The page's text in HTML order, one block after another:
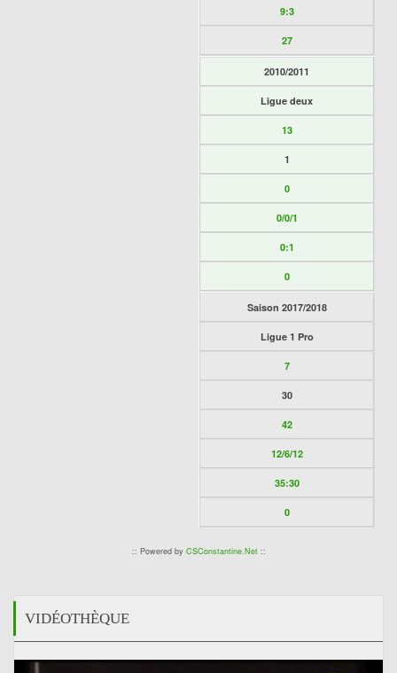
9:3
27
2010/2011
Ligue deux
13
1
0
0/0/1
0:1
0
Saison 2017/2018
Ligue 1 Pro
7
30
42
12/6/12
35:30
0
:: Powered by CSConstantine.Net::
VIDÉOTHÈQUE